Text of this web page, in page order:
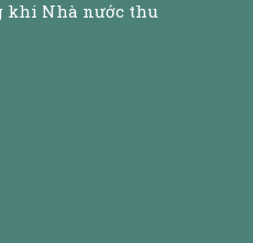
khi Nhà nước thu